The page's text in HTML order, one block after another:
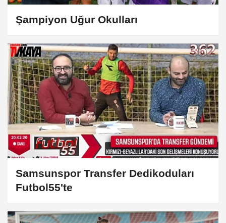
Şampiyon Uğur Okulları
Samsunspor Transfer Dedikoduları
Futbol55'te